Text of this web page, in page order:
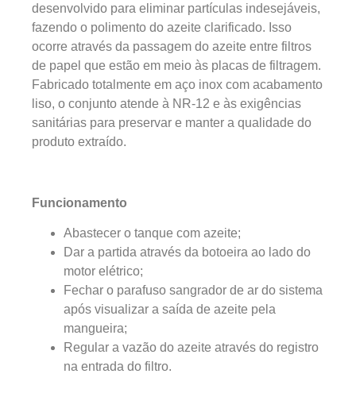
desenvolvido para eliminar partículas indesejáveis,
fazendo o polimento do azeite clarificado. Isso
ocorre através da passagem do azeite entre filtros
de papel que estão em meio às placas de filtragem.
Fabricado totalmente em aço inox com acabamento
liso, o conjunto atende à NR-12 e às exigências
sanitárias para preservar e manter a qualidade do
produto extraído.
Funcionamento
Abastecer o tanque com azeite;
Dar a partida através da botoeira ao lado do
motor elétrico;
Fechar o parafuso sangrador de ar do sistema
após visualizar a saída de azeite pela
mangueira;
Regular a vazão do azeite através do registro
na entrada do filtro.